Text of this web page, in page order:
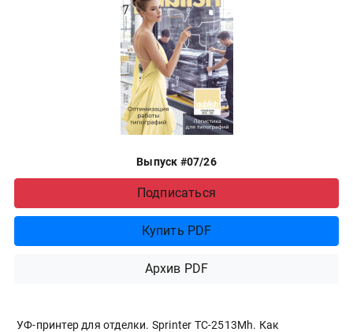
Выпуск #07/26
Подписаться
Купить PDF
Архив PDF
УФ-принтер для отделки. Sprinter ТС-2513Mh. Как